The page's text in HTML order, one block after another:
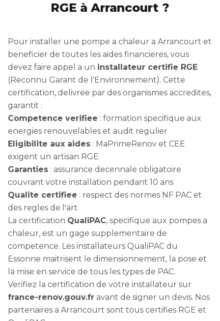
RGE à Arrancourt ?
Pour installer une pompe a chaleur a Arrancourt et
beneficier de toutes les aides financieres, vous
devez faire appel a un installateur certifie RGE
(Reconnu Garant de l'Environnement). Cette
certification, delivree par des organismes accredites,
garantit :
Competence verifiee : formation specifique aux
energies renouvelables et audit regulier
Eligibilite aux aides : MaPrimeRenov et CEE
exigent un artisan RGE
Garanties : assurance decennale obligatoire
couvrant votre installation pendant 10 ans
Qualite certifiee : respect des normes NF PAC et
des regles de l'art
La certification QualiPAC, specifique aux pompes a
chaleur, est un gage supplementaire de
competence. Les installateurs QualiPAC du
Essonne maitrisent le dimensionnement, la pose et
la mise en service de tous les types de PAC.
Verifiez la certification de votre installateur sur
france-renov.gouv.fr avant de signer un devis. Nos
partenaires a Arrancourt sont tous certifies RGE et